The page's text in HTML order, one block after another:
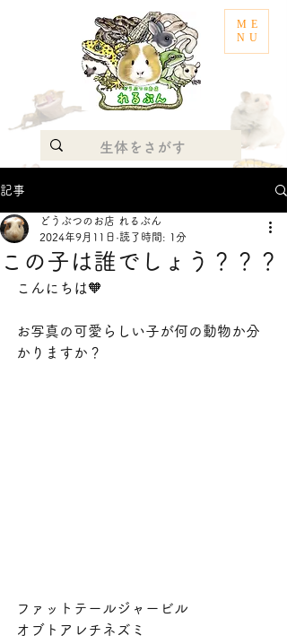
ME
NU
記事
この子は誰でしょう？？？
どうぶつのお店 れるぶん
2024年9月11日 読了時間: 1分
こんにちは🧡
お写真の可愛らしい子が何の動物か分
かりますか？
ファットテールジャービル
オブトアレチネズミ